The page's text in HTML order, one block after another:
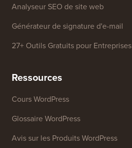
Analyseur SEO de site web
Générateur de signature d'e-mail
27+ Outils Gratuits pour Entreprises
Ressources
Cours WordPress
Glossaire WordPress
Avis sur les Produits WordPress